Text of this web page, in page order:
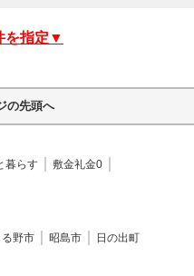
を指定▼
の先頭へ
暮らす
敷金礼金0
る野市 昭島市 日の出町